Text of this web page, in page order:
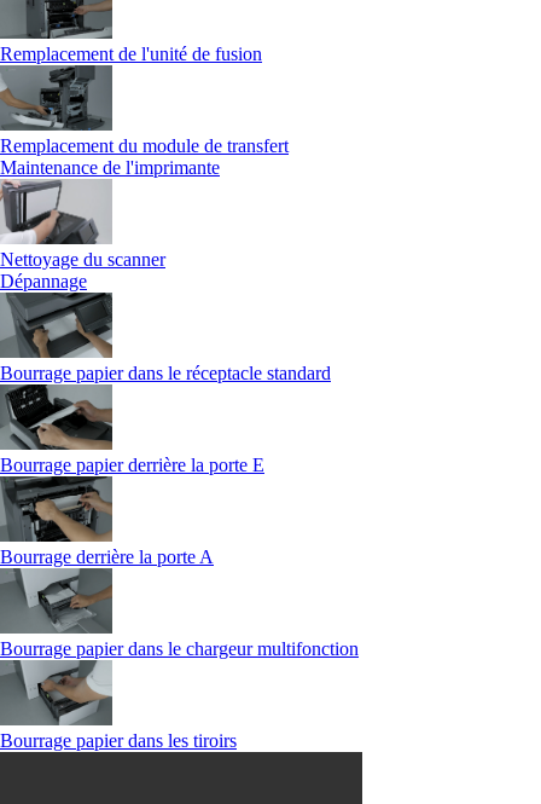
Remplacement de l'unité de fusion
Remplacement du module de transfert
Maintenance de l'imprimante
Nettoyage du scanner
Dépannage
Bourrage papier dans le réceptacle standard
Bourrage papier derrière la porte E
Bourrage derrière la porte A
Bourrage papier dans le chargeur multifonction
Bourrage papier dans les tiroirs